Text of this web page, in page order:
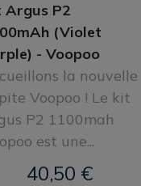
Argus P2
(Violet
- Voopoo
la nouvelle
Voopoo ! Le kit
P2 1100mah
est une...
40,50 €